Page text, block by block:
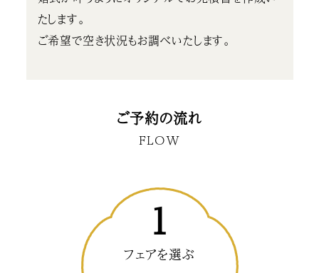
たします。
ご希望で空き状況もお調べいたします。
ご予約の流れ
FLOW
1
フェアを選ぶ